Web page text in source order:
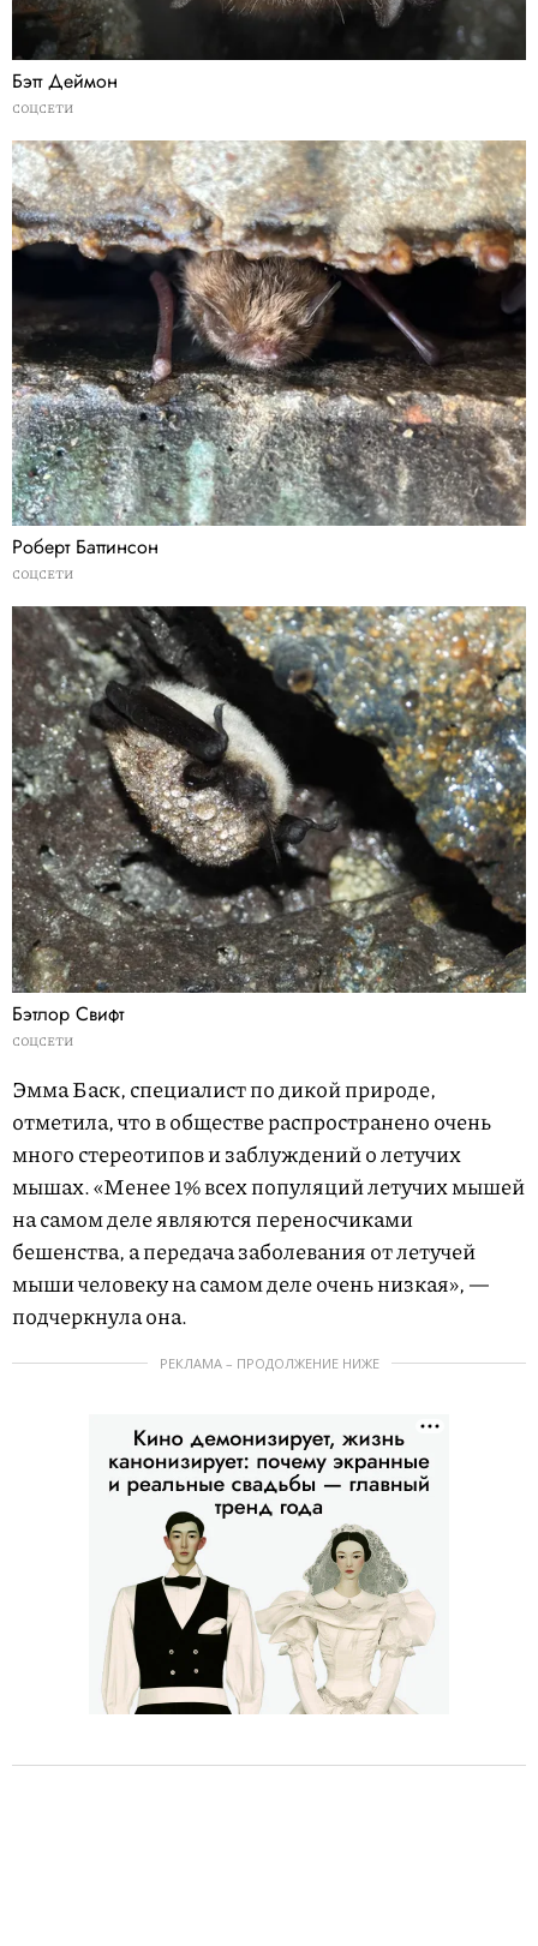
Бэтт Деймон
СОЦСЕТИ
Роберт Баттинсон
СОЦСЕТИ
Бэтлор Свифт
СОЦСЕТИ
Эмма Баск, специалист по дикой природе,
отметила, что в обществе распространено очень
много стереотипов и заблуждений о летучих
мышах. «Менее 1% всех популяций летучих мышей
на самом деле являются переносчиками
бешенства, а передача заболевания от летучей
мыши человеку на самом деле очень низкая», —
подчеркнула она.
РЕКЛАМА – ПРОДОЛЖЕНИЕ НИЖЕ